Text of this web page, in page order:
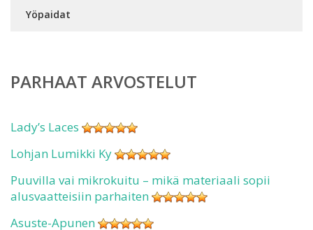
Yöpaidat
PARHAAT ARVOSTELUT
Lady’s Laces
Lohjan Lumikki Ky
Puuvilla vai mikrokuitu – mikä materiaali sopii
alusvaatteisiin parhaiten
Asuste-Apunen